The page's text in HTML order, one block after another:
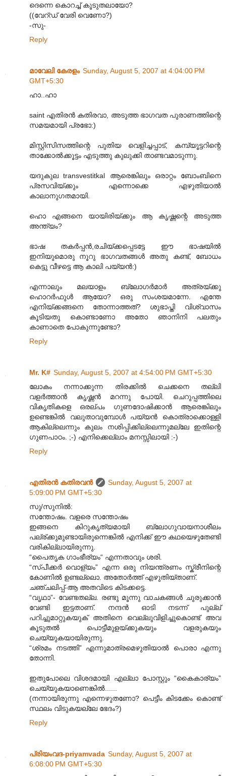
ദെന്നെ കൊറച്ച് കൂടുതലായോ?
((വേറ്ഡ് വേരി വെണോ?)
-സു-
Reply
മാവേലി കേരളം Sunday, August 5, 2007 at 4:04:00 PM
GMT+5:30
ഹാ..ഹാ
saint എതിരന്‍ കതിരവാ‍, അടുത്ത ഭാഗവത പുരാണത്തിന്റെ
സമയമായി പ്രഭോ:)
മിസ്റ്റിസിസത്തിന്റെ പുതിയ വെളിച്ചപ്പാട്, കമ്പ്യൂട്ടറിന്റെ
താക്കോല്‍ക്കൂട്ടം എടുത്തു കുലുക്കി താണ്ടവമാടുന്നു.
യദുകുല transvestitkal ആരെങ്കിലും ഒരാറ്റം ബോംബിനെ
പ്രസവിയ്ക്കും എന്നൊക്കെ എഴുതിയാല്‍
കാലാനുഗതമായി.
ഹൊ എങ്ങനെ യായിരിയ്ക്കും ആ കൃഷ്ണന്റെ അടുത്ത
അന്ത്യം?
ഭാഷ തകര്‍പ്പന്‍,രചിയ്ക്കപ്പെടട്ടേ ഈ ഭാഷയില്‍
ഇനിയുമൊരു നൂറു ഭാഗവതങ്ങള്‍ അതു കണ്ട്, ബോധം
കെട്ടു വീഴട്ടെ ആ കാലി പയ്യന്‍:)
എന്നാലും മലയാളം ബ്ലോഗര്‍മാര്‍ അത്രയ്ക്കു
ഹൊറര്‍ഫുള്‍ ആയോ? ഒരു സംശയമാന്നേ. എന്തേ
എനിയ്ക്കങ്ങനെ തോന്നാത്തത്? ശുഭാപ്തി വിശ്വാസം
കൂടിയതു കൊണ്ടാണോ അതോ ഞാനിനി പലതും
കാണാതെ പോകുന്നുണ്ടോ?
Reply
Mr. K# Sunday, August 5, 2007 at 4:54:00 PM GMT+5:30
ലോകം നന്നാക്കുന്ന തിരക്കില്‍ ചെക്കനെ തല്ലി
വളര്‍ത്താന്‍ കൃഷ്ണന്‍ മറന്നു പോയി. ചെറുപ്പത്തിലെ
വികൃതികളെ ഒരല്പം ഗുണദോഷിക്കാന്‍ ആരെങ്കിലും
ഉണ്ടെങ്കില്‍ വലുതാവുമ്പോള്‍ പയ്യന്‍ കൊത്രാക്കൊള്ളി
ആകില്ലെന്നും കുലം നശിപ്പിക്കില്ലെന്നുമല്ലേ ഇതിന്റെ
ഗുണപാഠം. ;-) എനിക്കെല്ലാം മനസ്സിലായി :-)
Reply
എതിരന്‍ കതിരവന്‍
Sunday, August 5, 2007 at
5:09:00 PM GMT+5:30
സു/സുനില്‍:
സന്തോഷം. വളരെ സന്തോഷം
ഇങ്ങനെ കിറുകൃത്യമായി ബ്ലോഗുവായനാശീലം
പല്ര്ക്കുമുണ്ടായിരുന്നെങ്കില്‍ എനിക്ക് ഈ കഥയെഴുതേണ്ടി
വരികില്ലായിരുന്നു.
“പൈതൃക ഗാംഭീര്യം“ എന്നതാവും ശരി.
“സ്പീക്കര്‍ വൊള്യം” എന്ന ഒരു നിയന്ത്രണം സ്ക്രീനിന്റെ
കോണില്‍ ഉണ്ടല്ലൊ. അതോര്‍ത്ത് എഴുതിയ്താണ്.
ചഞ്ചലിപ്പ്-ആ അതവിടെ കിടക്കട്ടെ.
“വൃഥാ”- വേണ്ടതല്ല. രണ്ടു മൂന്നു വാചകങ്ങള്‍ ചുരുക്കാന്‍
വേണ്ടി ഇട്ടതാണ്. നന്ദന്‍ ഓടി നടന്ന് പുല്ല്
പറിച്ചുമാറ്റുകയുക് അതിനെ വെല്ലുവിളിച്ചുകൊണ്ട് അവ
കൂടുതല്‍ പൊട്ടീമുളയ്ക്കുകയും വളരുകയും
ചെയ്യുകയായിരുന്നു.
“ശ്രമം നടത്തി” എന്നുമാത്രമെഴുതിയാല്‍ പൊരാ എന്നു
തോന്നി.
ഇതുപോലെ വിശദമായി എല്ലാ പോസ്റ്റും “കൈകാര്യം”
ചെയ്യുകയാണെങ്കില്‍......
(നന്നായിരുന്നു എന്നെഴുതണോ? പെട്ടീം കിടക്കേം കൊണ്ട്
സ്ഥലം വിടുകയല്ലേ ഭേദം?)
Reply
പ്രിയംവദ-priyamvada Sunday, August 5, 2007 at
6:08:00 PM GMT+5:30